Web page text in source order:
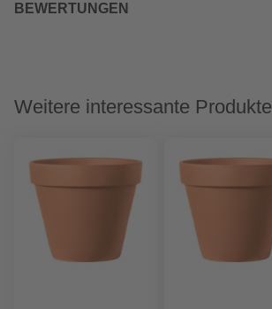
BEWERTUNGEN
Weitere interessante Produkte